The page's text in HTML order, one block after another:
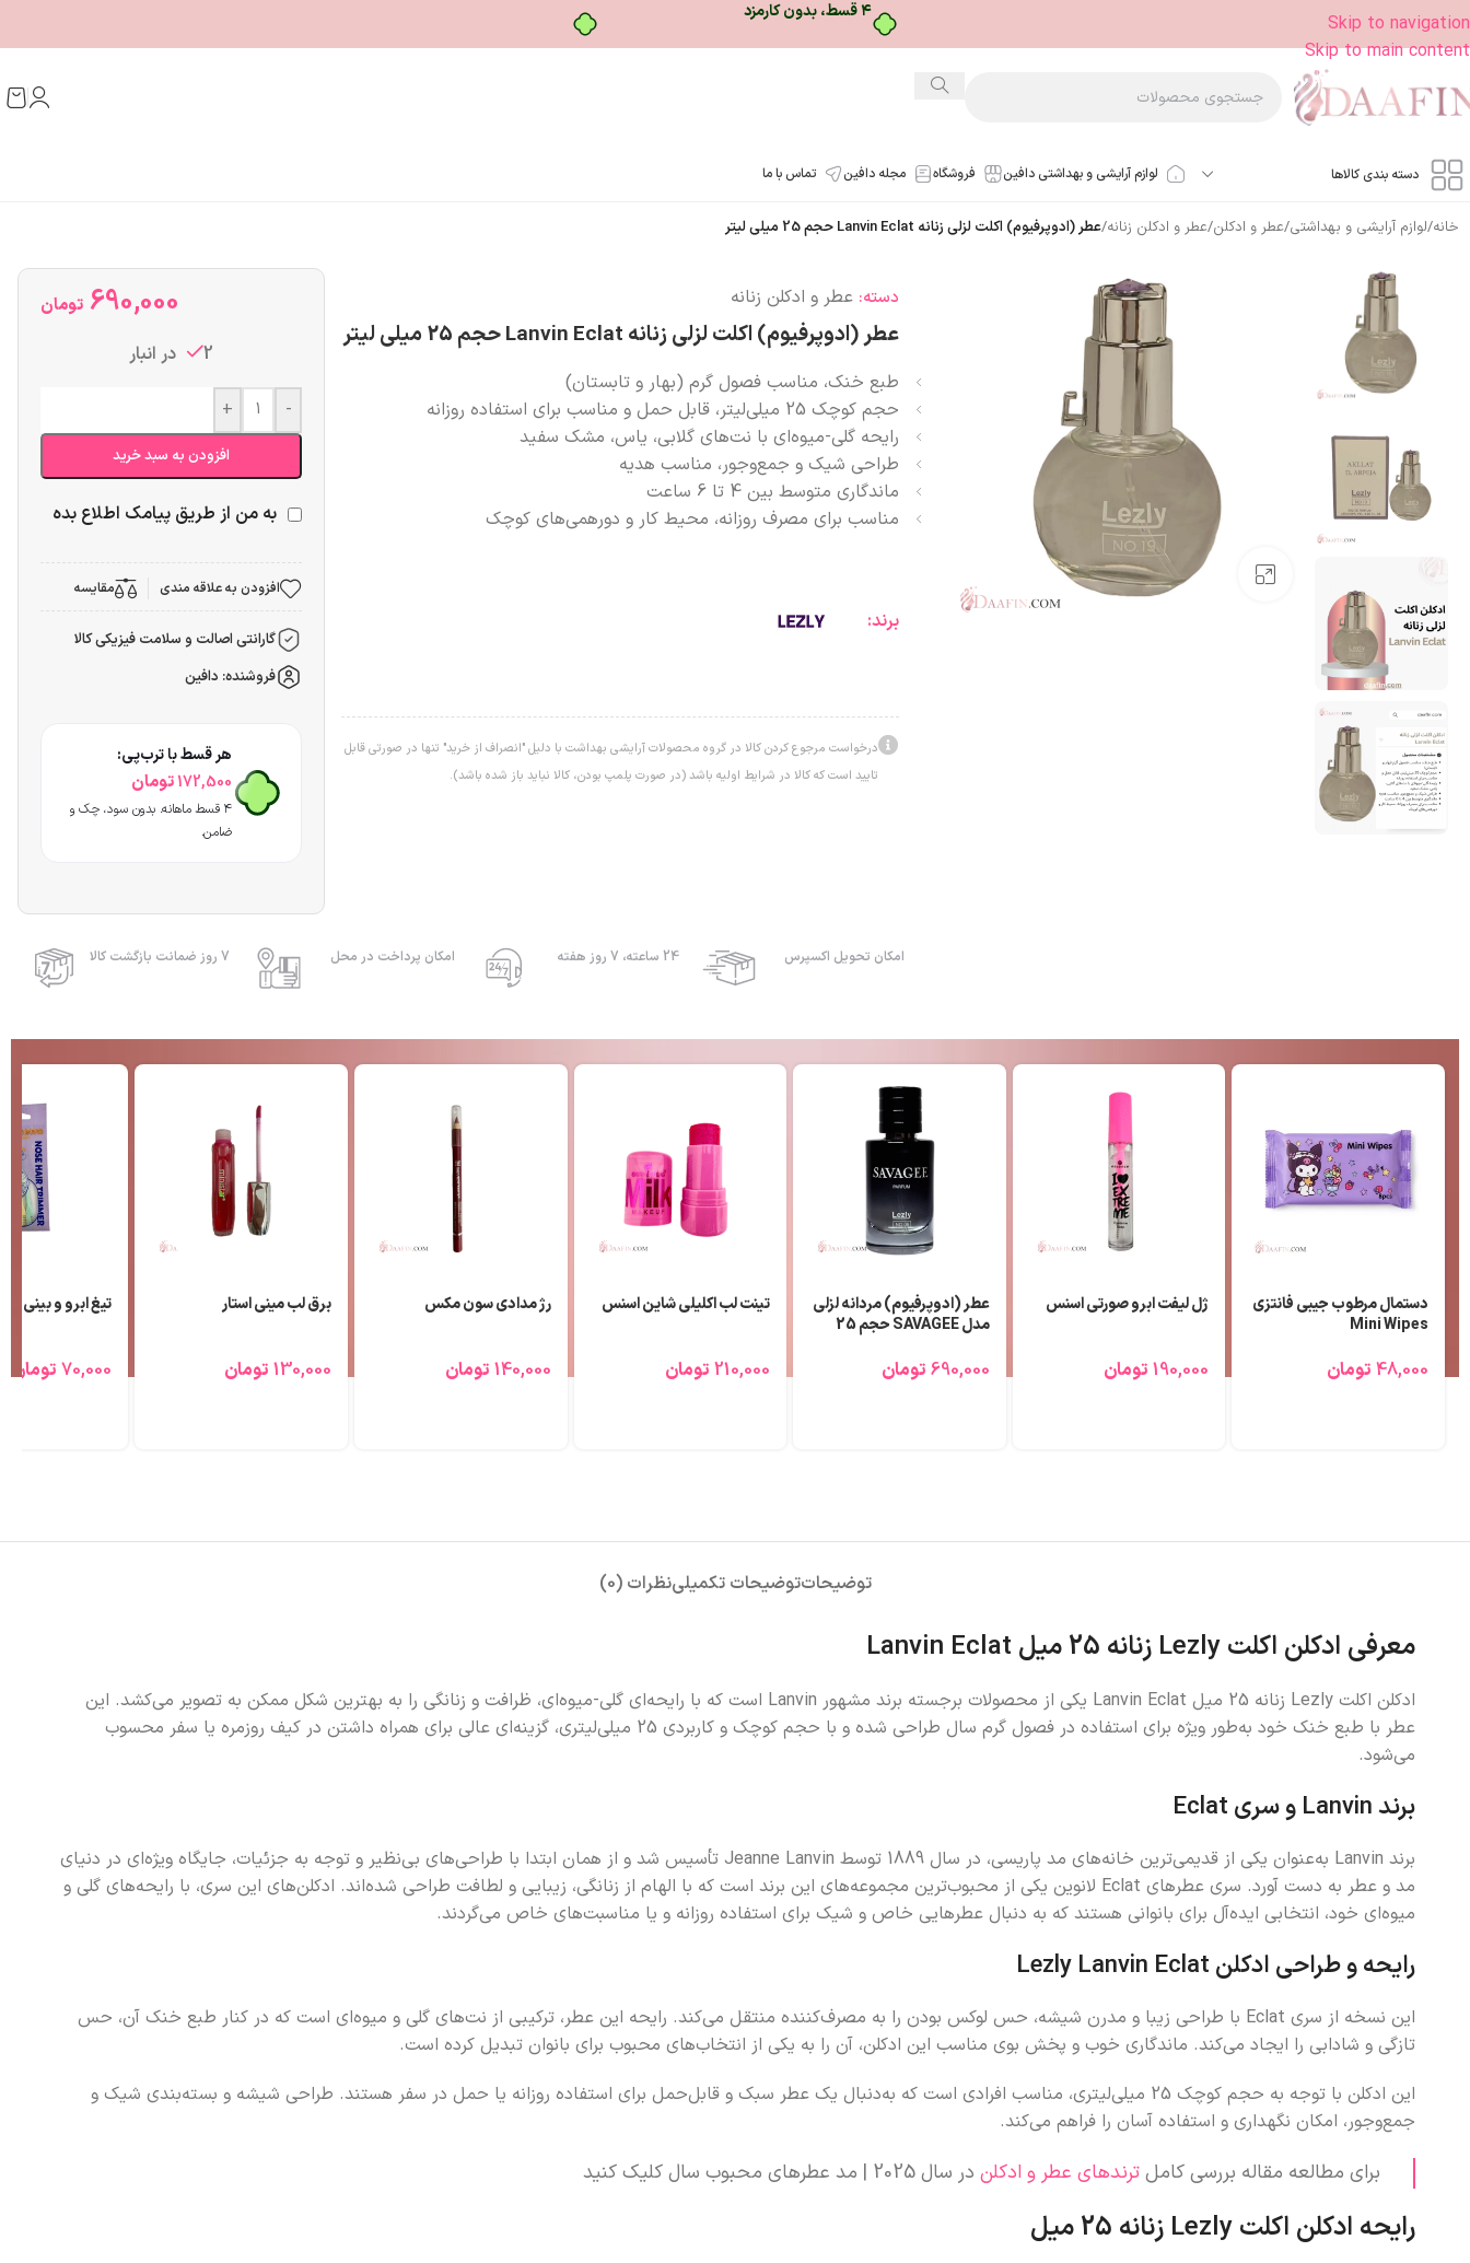
بدون ضامن، بدون سود
Skip to navigation
Skip to main content
دسته بندی کالاها لوازم آرایشی و بهداشتی دافین فروشگاه مجله دافین تماس با ما
خانه/لوازم آرایشی و بهداشتی/عطر و ادکلن/عطر و ادکلن زنانه/عطر (ادوپرفیوم) اکلت لزلی زنانه Lanvin Eclat حجم 25 میلی لیتر
بزرگنمایی تصویر
دسته: عطر و ادکلن زنانه
عطر (ادوپرفیوم) اکلت لزلی زنانه Lanvin Eclat حجم 25 میلی لیتر
طبع خنک، مناسب فصول گرم (بهار و تابستان)
حجم کوچک 25 میلی‌لیتر، قابل حمل و مناسب برای استفاده روزانه
رایحه گلی-میوه‌ای با نت‌های گلابی، یاس، مشک سفید
طراحی شیک و جمع‌وجور، مناسب هدیه
ماندگاری متوسط بین 4 تا 6 ساعت
مناسب برای مصرف روزانه، محیط کار و دورهمی‌های کوچک
برند:
درخواست مرجوع کردن کالا در گروه محصولات آرایشی بهداشت با دلیل "انصراف از خرید" تنها در صورتی قابل
تایید است که کالا در شرایط اولیه باشد (در صورت پلمپ بودن، کالا نباید باز شده باشد).
690,000 تومان
2 در انبار
-
+
افزودن به سبد خرید
به من از طریق پیامک اطلاع بده
افزودن به علاقه مندی مقایسه
گارانتی اصالت و سلامت فیزیکی کالا
فروشنده: دافین
هر قسط با ترب‌پی:
172,500تومان
۴ قسط ماهانه. بدون سود، چک و
ضامن.
امکان تحویل اکسپرس 24 ساعته، 7 روز هفته امکان پرداخت در محل 7 روز ضمانت بازگشت کالا
دستمال مرطوب جیبی فانتزی
Mini Wipes
48,000 تومان
ژل لیفت ابرو صورتی اسنس
190,000 تومان
عطر (ادوپرفیوم) مردانه لزلی
مدل SAVAGEE حجم 25
690,000 تومان
تینت لب اکلیلی شاین اسنس
210,000 تومان
رژ مدادی سون مکس
140,000 تومان
برق لب مینی استار
130,000 تومان
تیغ ابرو و بینی مالیا 3
70,000 تومان
توضیحاتتوضیحات تکمیلینظرات (0)
معرفی ادکلن اکلت Lezly زنانه 25 میل Lanvin Eclat
ادکلن اکلت Lezly زنانه 25 میل Lanvin Eclat یکی از محصولات برجسته برند مشهور Lanvin است که با رایحه‌ای گلی-میوه‌ای، ظرافت و زنانگی را به بهترین شکل ممکن به تصویر می‌کشد. این
عطر با طبع خنک خود به‌طور ویژه برای استفاده در فصول گرم سال طراحی شده و با حجم کوچک و کاربردی 25 میلی‌لیتری، گزینه‌ای عالی برای همراه داشتن در کیف روزمره یا سفر محسوب
می‌شود.
برند Lanvin و سری Eclat
برند Lanvin به‌عنوان یکی از قدیمی‌ترین خانه‌های مد پاریسی، در سال 1889 توسط Jeanne Lanvin تأسیس شد و از همان ابتدا با طراحی‌های بی‌نظیر و توجه به جزئیات، جایگاه ویژه‌ای در دنیای
مد و عطر به دست آورد. سری عطرهای Eclat لانوین یکی از محبوب‌ترین مجموعه‌های این برند است که با الهام از زنانگی، زیبایی و لطافت طراحی شده‌اند. ادکلن‌های این سری، با رایحه‌های گلی و
میوه‌ای خود، انتخابی ایده‌آل برای بانوانی هستند که به دنبال عطرهایی خاص و شیک برای استفاده روزانه و یا مناسبت‌های خاص می‌گردند.
رایحه و طراحی ادکلن Lezly Lanvin Eclat
این نسخه از سری Eclat با طراحی زیبا و مدرن شیشه، حس لوکس بودن را به مصرف‌کننده منتقل می‌کند. رایحه این عطر، ترکیبی از نت‌های گلی و میوه‌ای است که در کنار طبع خنک آن، حس
تازگی و شادابی را ایجاد می‌کند. ماندگاری خوب و پخش بوی مناسب این ادکلن، آن را به یکی از انتخاب‌های محبوب برای بانوان تبدیل کرده است.
این ادکلن با توجه به حجم کوچک 25 میلی‌لیتری، مناسب افرادی است که به‌دنبال یک عطر سبک و قابل‌حمل برای استفاده روزانه یا حمل در سفر هستند. طراحی شیشه و بسته‌بندی شیک و
جمع‌وجور، امکان نگهداری و استفاده آسان را فراهم می‌کند.
برای مطالعه مقاله بررسی کاملترندهای عطر و ادکلن در سال 2025 | مد عطرهای محبوب سال کلیک کنید
رایحه ادکلن اکلت Lezly زنانه 25 میل